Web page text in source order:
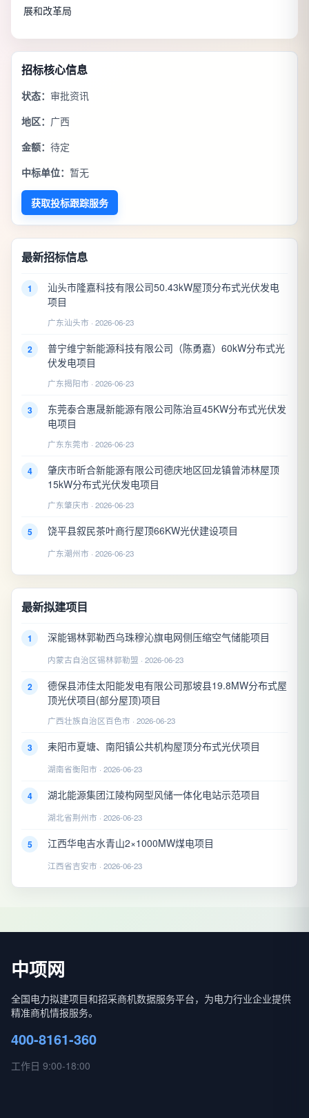
展和改革局
招标核心信息
状态： 审批资讯
地区： 广西
金额： 待定
中标单位： 暂无
获取投标跟踪服务
最新招标信息
1
汕头市隆嘉科技有限公司50.43kW屋顶分布式光伏发电
项目
广东汕头市 · 2026-06-23
2
普宁维宁新能源科技有限公司（陈勇嘉）60kW分布式光
伏发电项目
广东揭阳市 · 2026-06-23
3
东莞泰合惠晟新能源有限公司陈治亘45KW分布式光伏发
电项目
广东东莞市 · 2026-06-23
4
肇庆市昕合新能源有限公司德庆地区回龙镇曾沛林屋顶
15kW分布式光伏发电项目
广东肇庆市 · 2026-06-23
5 饶平县叙民茶叶商行屋顶66KW光伏建设项目
广东潮州市 · 2026-06-23
最新拟建项目
1 深能锡林郭勒西乌珠穆沁旗电网侧压缩空气储能项目
内蒙古自治区锡林郭勒盟 · 2026-06-23
2
德保县沛佳太阳能发电有限公司那坡县19.8MW分布式屋
顶光伏项目(部分屋顶)项目
广西壮族自治区百色市 · 2026-06-23
3 耒阳市夏塘、南阳镇公共机构屋顶分布式光伏项目
湖南省衡阳市 · 2026-06-23
4 湖北能源集团江陵构网型风储一体化电站示范项目
湖北省荆州市 · 2026-06-23
5 江西华电吉水青山2×1000MW煤电项目
江西省吉安市 · 2026-06-23
中项网
全国电力拟建项目和招采商机数据服务平台，为电力行业企业提供
精准商机情报服务。
400-8161-360
工作日 9:00-18:00